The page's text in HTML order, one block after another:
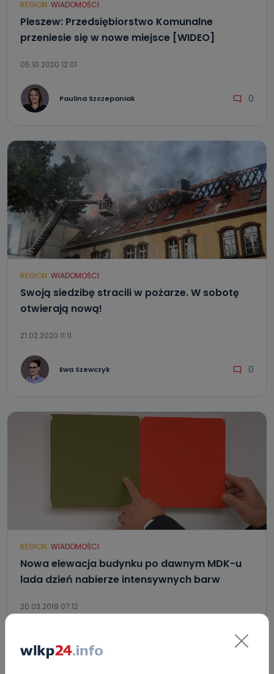
REGION WIADOMOŚCI
Pleszew: Przedsiębiorstwo Komunalne
przeniesie się w nowe miejsce [WIDEO]
05.10.2020 12:01
Paulina Szczepaniak 0
REGION WIADOMOŚCI
Swoją siedzibę stracili w pożarze. W sobotę
otwierają nową!
21.02.2020 11:11
Ewa Szewczyk 0
REGION WIADOMOŚCI
Nowa elewacja budynku po dawnym MDK-u
lada dzień nabierze intensywnych barw
20.03.2019 07:12